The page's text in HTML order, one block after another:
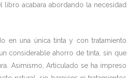
acabara abordando la necesidad
en una única tinta y con tratamiento
considerable ahorro de tinta, sin que
Asimismo, Articulado se ha impreso